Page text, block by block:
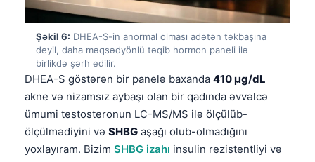
Şəkil 6: DHEA-S-in anormal olması adətən təkbaşına
deyil, daha məqsədyönlü təqib hormon paneli ilə
birlikdə şərh edilir.
DHEA-S göstərən bir panelə baxanda 410 µg/dL
akne və nizamsız aybaşı olan bir qadında əvvəlcə
ümumi testosteronun LC-MS/MS ilə ölçülüb-
ölçülmədiyini və SHBG aşağı olub-olmadığını
yoxlayıram. Bizim SHBG izahı insulin rezistentliyi və
Bosanski
Eesti
日本語
Čeština
ქართული
Русский
Lietuvių kalba